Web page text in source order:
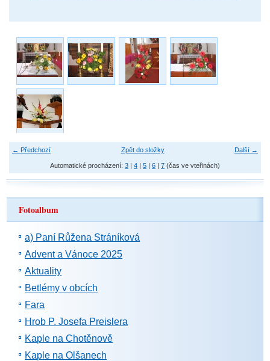
← Předchozí Další →
Zpět do složky
Automatické procházení: 3 | 4 | 5 | 6 | 7 (čas ve vteřinách)
Fotoalbum
a) Paní Růžena Stráníková
Advent a Vánoce 2025
Aktuality
Betlémy v obcích
Fara
Hrob P. Josefa Preislera
Kaple na Chotěnově
Kaple na Olšanech